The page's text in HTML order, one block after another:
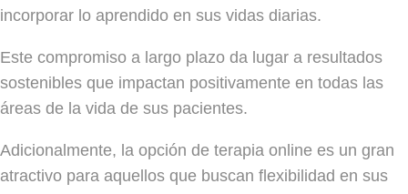
incorporar lo aprendido en sus vidas diarias.
Este compromiso a largo plazo da lugar a resultados
sostenibles que impactan positivamente en todas las
áreas de la vida de sus pacientes.
Adicionalmente, la opción de terapia online es un gran
atractivo para aquellos que buscan flexibilidad en sus